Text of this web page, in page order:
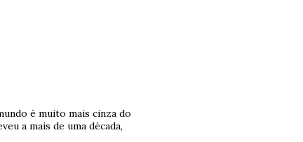
é muito mais cinza do
a mais de uma década,